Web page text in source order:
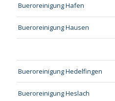
Bueroreinigung Hafen
Bueroreinigung Hausen
Bueroreinigung Hedelfingen
Bueroreinigung Heslach